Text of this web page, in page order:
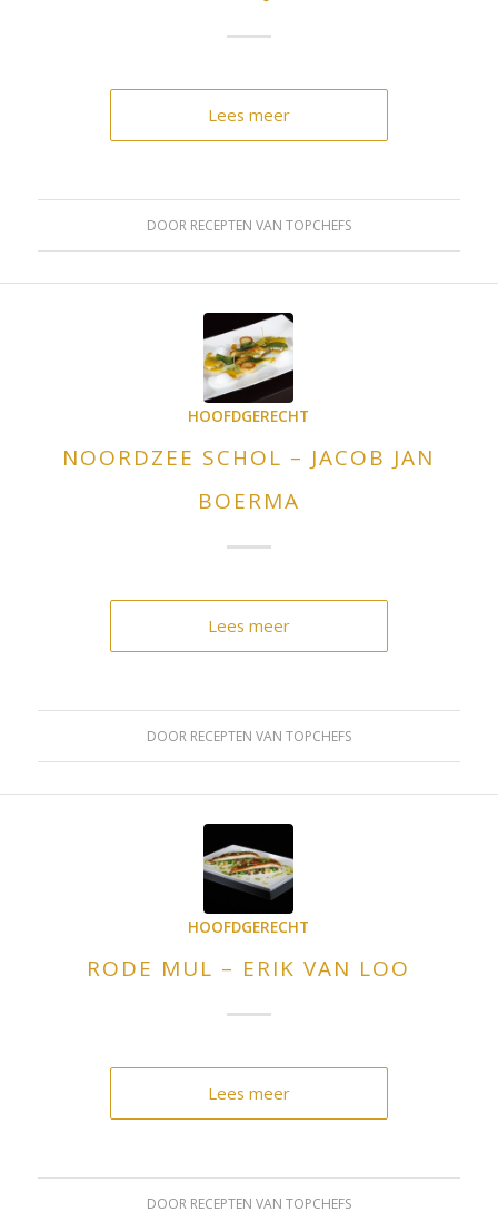
Lees meer
DOOR RECEPTEN VAN TOPCHEFS
HOOFDGERECHT
NOORDZEE SCHOL – JACOB JAN
BOERMA
Lees meer
DOOR RECEPTEN VAN TOPCHEFS
HOOFDGERECHT
RODE MUL – ERIK VAN LOO
Lees meer
DOOR RECEPTEN VAN TOPCHEFS